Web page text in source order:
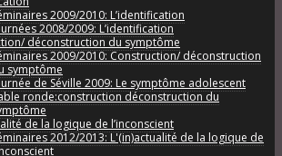
2009/2010: L’identification
2008/2009: L’identification
déconstruction du symptôme
2009/2010: Construction/ déconstruction
symptôme
de Séville 2009: Le symptôme adolescent
ronde:construction déconstruction du
de la logique de l’inconscient
2012/2013: L'(in)actualité de la logique de